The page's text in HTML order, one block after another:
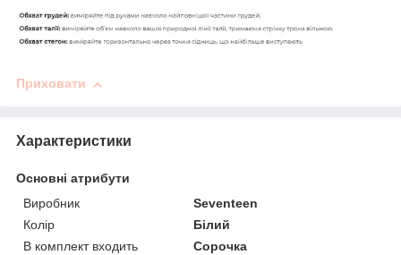
Приховати
Характеристики
Основні атрибути
Виробник
Seventeen
Колір
Білий
В комплект входить
Сорочка